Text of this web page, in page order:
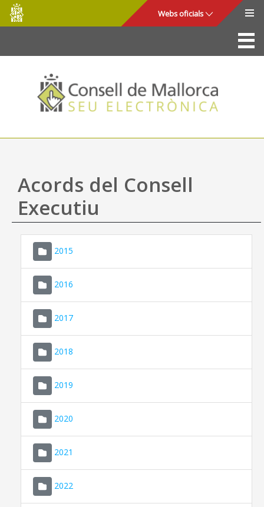
Salta al contingut principal
Consell
de
Mallorca
Webs oficials
La Seu
Consell de Mallorca
Accés i seguretat
Utilitats
Ajuda
Acords del Consell
Executiu
2015
2016
2017
2018
2019
2020
2021
2022